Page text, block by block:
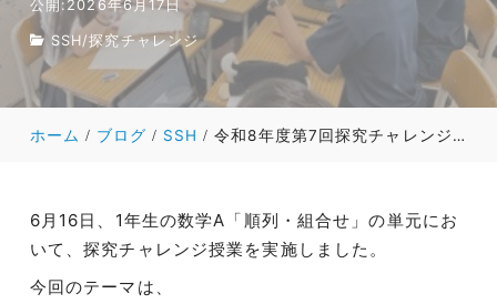
公開:2026年6月17日
SSH /探究チャレンジ
ホーム ブログ SSH 令和8年度第7回探究チャレンジ（数学×情報×探究） 「一番並べ方の多い名字は誰だ？」
6月16日、1年生の数学A「順列・組合せ」の単元にお
いて、探究チャレンジ授業を実施しました。
今回のテーマは、